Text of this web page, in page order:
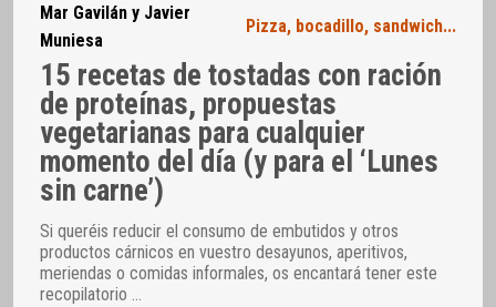
Mar Gavilán y Javier
Muniesa
Pizza, bocadillo, sandwich...
15 recetas de tostadas con ración
de proteínas, propuestas
vegetarianas para cualquier
momento del día (y para el ‘Lunes
sin carne’)
Si queréis reducir el consumo de embutidos y otros
productos cárnicos en vuestro desayunos, aperitivos,
meriendas o comidas informales, os encantará tener este
recopilatorio …